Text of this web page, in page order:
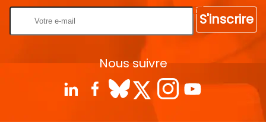
S'inscrire
Nous suivre